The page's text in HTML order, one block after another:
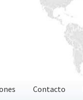
Contacto